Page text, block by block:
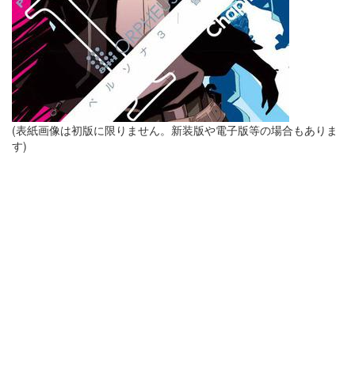
(表紙画像は初版に限りません。新装版や電子版等の場合もありま
す)